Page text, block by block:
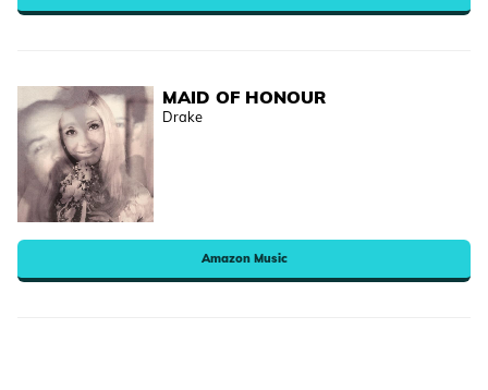
MAID OF HONOUR
Drake
Amazon Music